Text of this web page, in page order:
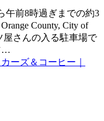
前8時過ぎまでの約3
County, City of
屋さんの入る駐車場で
…